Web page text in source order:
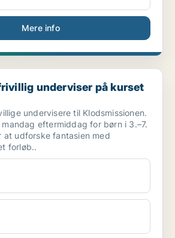
Mere info
på kurset 'Klods...
underviser på kurset
undervisere til Klodsmissionen.
eftermiddag for børn i 3.–7.
at udforske fantasien med
forløb..